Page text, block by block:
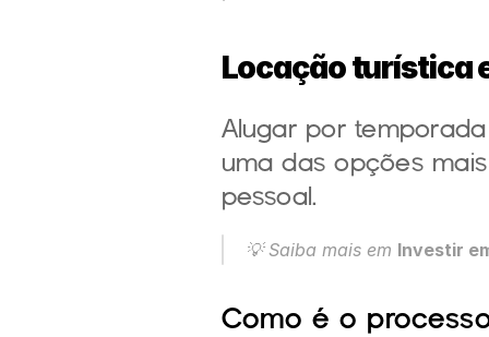
Locação turística
Alugar por
uma das opções
pessoal.
💡 Saiba mais em Investir
Como é o